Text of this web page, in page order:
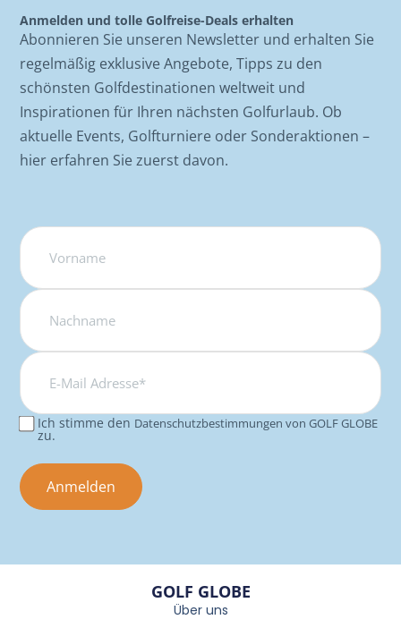
Anmelden und tolle Golfreise-Deals erhalten
Abonnieren Sie unseren Newsletter und erhalten Sie
regelmäßig exklusive Angebote, Tipps zu den
schönsten Golfdestinationen weltweit und
Inspirationen für Ihren nächsten Golfurlaub. Ob
aktuelle Events, Golfturniere oder Sonderaktionen –
hier erfahren Sie zuerst davon.
Name
E-
Mail
Adresse*
Consent
Ich stimme den Datenschutzbestimmungen von GOLF GLOBE
zu.
GOLF GLOBE
Über uns